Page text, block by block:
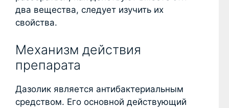
два вещества, следует изучить их
свойства.
Механизм действия
препарата
Дазолик является антибактериальным
средством. Его основной действующий